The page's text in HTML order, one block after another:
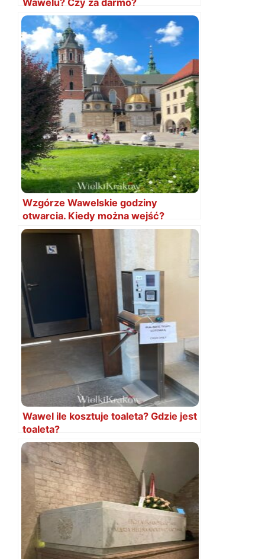
Wawelu? Czy za darmo?
Wzgórze Wawelskie godziny
otwarcia. Kiedy można wejść?
Wawel ile kosztuje toaleta? Gdzie jest
toaleta?